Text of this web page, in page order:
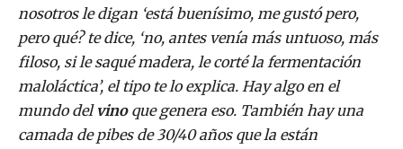
nosotros le digan ‘está buenísimo, me gustó pero,
pero qué? te dice, ‘no, antes venía más untuoso, más
filoso, si le saqué madera, le corté la fermentación
maloláctica’, el tipo te lo explica. Hay algo en el
mundo del vinoque genera eso. También hay una
camada de pibes de 30/40 años que la están